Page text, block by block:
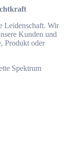
Leidenschaft. Wir
Kunden und
Produkt oder
Spektrum